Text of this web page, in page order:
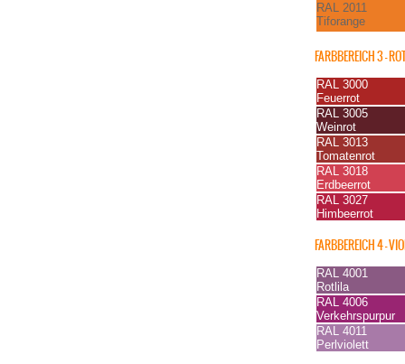
RAL 2011
Tiforange
FARBBEREICH 3 –
RAL 3000
Feuerrot
RAL 3005
Weinrot
RAL 3013
Tomatenrot
RAL 3018
Erdbeerrot
RAL 3027
Himbeerrot
FARBBEREICH 4 –
RAL 4001
Rotlila
RAL 4006
Verkehrspurpur
RAL 4011
Perlviolett